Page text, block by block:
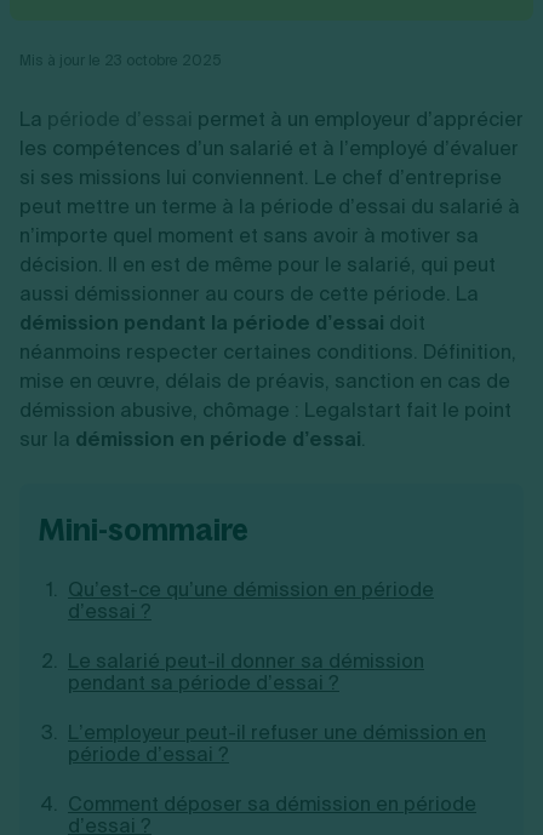
Autres
Ressources
Simulateur de choix de forme juridique
Calcul de charges sociales
Estimation du coût de création
Calcul d'éligibilité à l'ACRE
Vérification de la disponibilité du nom d'entreprise
Générateur de mentions légales
Gérer son entreprise
Gestion comptable
Approbation des comptes
Dépôt de marque
Recherche d'antériorité
Protection des créations
Confidentialité de l'adresse du dirigeant
Fermer son entreprise
Radiation auto entrepreneur
Mise en sommeil
Dissolution-liquidation
Vente en ligne
Services aux entreprises
Construction/travaux
Restauration
Commerce
Transport
Autres
Par fonctionnalité
Logiciel de facturation
Logiciel de comptabilité
Gestion des achats
Par besoin
Je suis autonome
Je souhaite être accompagné
Découvrez notre cabinet d'expertise
comptable LS Compta
Fiches auto-entrepreneur
Fiches association
Toutes les fiches sur la création
Autres démarches
Gestion d’entreprise
Fermeture d’entreprise
Exercice d’un métier
Recouvrement de factures
Gérer ses salariés
Sélection de fiches pratiques
Création de micro-entreprise
Devenir auto entrepreneur
Création de SASU
Création de SARL
Création de SCI
Création d'association
Ouverture compte pro
Fermeture d’une entreprise
La
permet à un employeur d’apprécier
les compétences d’un salarié et à l’employé d’évaluer
si ses missions lui conviennent. Le chef d’entreprise
peut mettre un terme à la période d’essai du salarié à
n’importe quel moment et sans avoir à motiver sa
décision. Il en est de même pour le salarié, qui peut
aussi démissionner au cours de cette période. La
démission pendant la période d’essai doit
néanmoins respecter certaines conditions. Définition,
mise en œuvre, délais de préavis, sanction en cas de
démission abusive, chômage : Legalstart fait le point
sur la démission en période d’essai.
mini-sommaire
Qu’est-ce qu’une démission en période
d’essai ?
Le salarié peut-il donner sa démission
pendant sa période d’essai ?
L’employeur peut-il refuser une démission en
période d’essai ?
Comment déposer sa démission en période
d’essai ?